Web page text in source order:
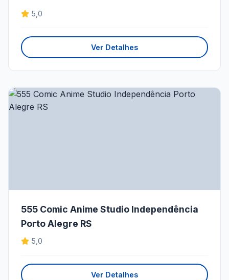
5,0
Ver Detalhes
555 Comic Anime Studio Independência
Porto Alegre RS
5,0
Ver Detalhes